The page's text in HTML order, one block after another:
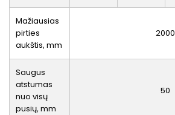
Mažiausias
pirties
aukštis, mm
2000
Saugus
atstumas
nuo visų
pusių, mm
50